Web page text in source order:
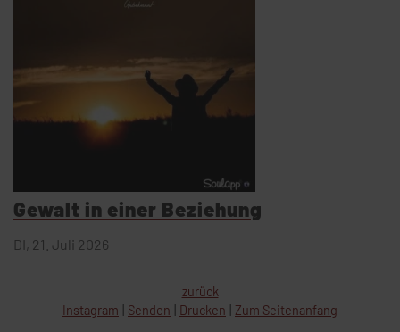
Gewalt in einer Beziehung
DI, 21. Juli 2026
zurück
Instagram
Senden Drucken Zum Seitenanfang